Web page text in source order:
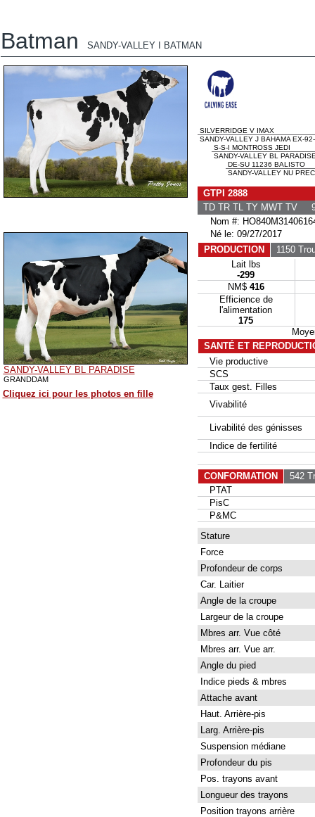
Batman SANDY-VALLEY I BATMAN
SANDY-VALLEY BL PARADISE
GRANDDAM
Cliquez ici pour les photos en fille
SILVERRIDGE V IMAX
SANDY-VALLEY J BAHAMA EX-
S-S-I MONTROSS JEDI
SANDY-VALLEY BL
DE-SU 11236 BALISTO
SANDY-VALLEY NU
GTPI 2888
TD TR TL TY MWT TV
Nom #:
Né le: 09/27/2017
PRODUCTION
1150
Lait lbs
-299
NM$ 416
Efficience de
l'alimentation
175
SANTÉ ET
Vie productive
SCS
Taux gest. Filles
Vivabilité
Livabilité des génisses
Indice de fertilité
CONFORMATION
542
PTAT
PisC
P&MC
Stature
Force
Profondeur de corps
Car. Laitier
Angle de la croupe
Largeur de la croupe
Mbres arr. Vue côté
Mbres arr. Vue arr.
Angle du pied
Indice pieds & mbres
Attache avant
Haut. Arrière-pis
Larg. Arrière-pis
Suspension médiane
Profondeur du pis
Pos. trayons avant
Longueur des trayons
Position trayons arrière